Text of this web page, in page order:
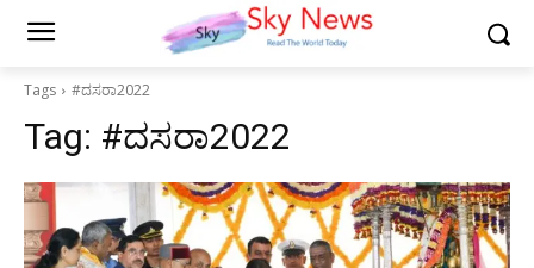
Tags #ದಸರಾ2022
Tag: #ದಸರಾ2022